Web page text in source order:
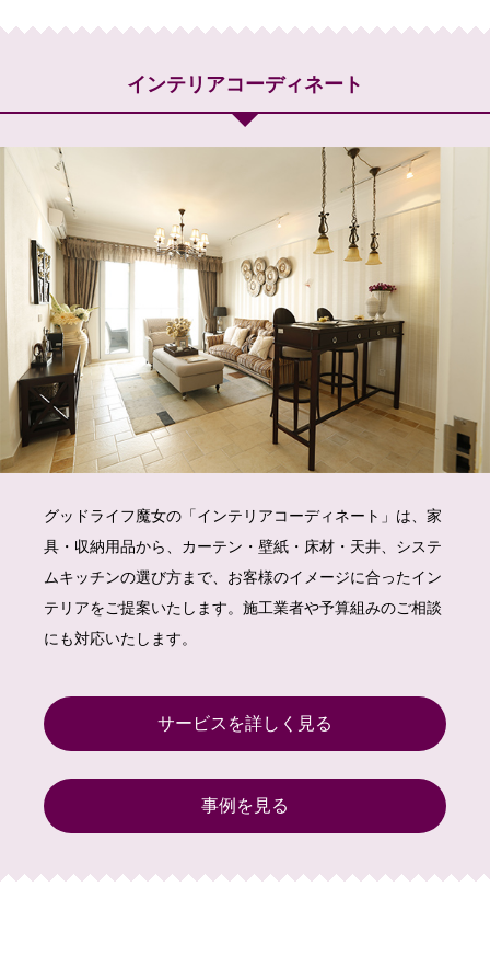
インテリアコーディネート
グッドライフ魔女の「インテリアコーディネート」は、家
具・収納用品から、カーテン・壁紙・床材・天井、システ
ムキッチンの選び方まで、お客様のイメージに合ったイン
テリアをご提案いたします。施工業者や予算組みのご相談
にも対応いたします。
サービスを詳しく見る
事例を見る